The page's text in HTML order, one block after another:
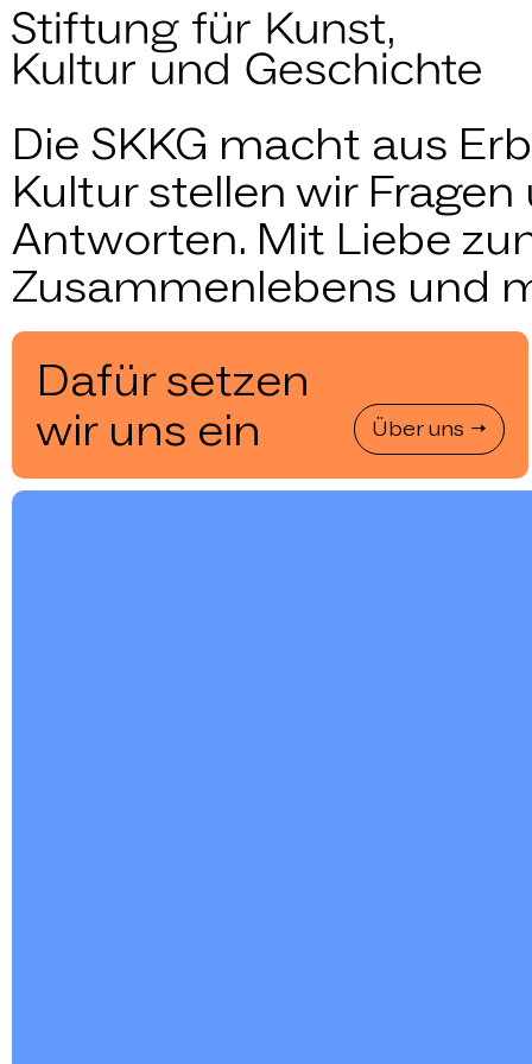
Startseite
Die SKKG macht aus
Kultur stellen wir
Antworten. Mit Liebe
Zusammenlebens und
Dafür setzen
wir uns ein
Über uns →